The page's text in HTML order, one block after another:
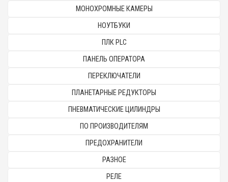
МОНОХРОМНЫЕ КАМЕРЫ
НОУТБУКИ
ПЛК PLC
ПАНЕЛЬ ОПЕРАТОРА
ПЕРЕКЛЮЧАТЕЛИ
ПЛАНЕТАРНЫЕ РЕДУКТОРЫ
ПНЕВМАТИЧЕСКИЕ ЦИЛИНДРЫ
ПО ПРОИЗВОДИТЕЛЯМ
ПРЕДОХРАНИТЕЛИ
РАЗНОЕ
РЕЛЕ